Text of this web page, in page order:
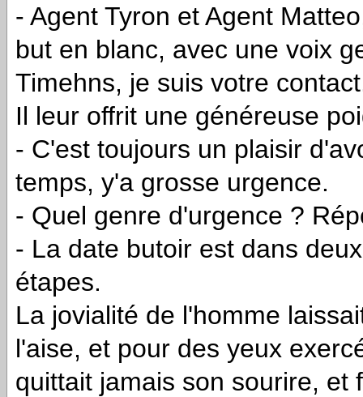
- Agent Tyron et Agent
but en blanc, avec une voix
Timehns, je suis votre
Il leur offrit une généreuse
- C'est toujours un plaisir
temps, y'a grosse urgence.
- Quel genre d'urgence ?
- La date butoir est dans
étapes.
La jovialité de l'homme
l'aise, et pour des yeux
quittait jamais son sourire, et